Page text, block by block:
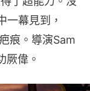
一幕見到，
痕。導演Sam
厥偉。